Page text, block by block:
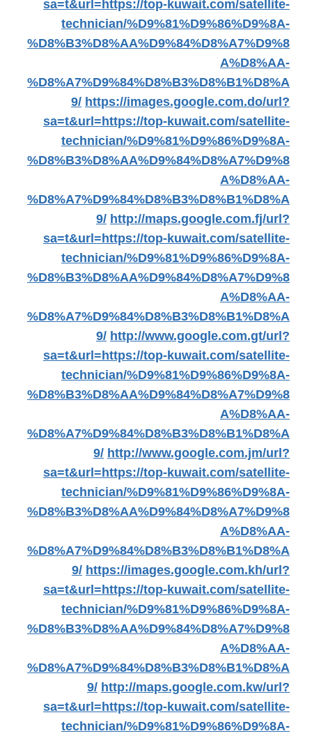
sa=t&url=https://top-kuwait.com/satellite-
technician/%D9%81%D9%86%D9%8A-
%D8%B3%D8%AA%D9%84%D8%A7%D9%8
A%D8%AA-
%D8%A7%D9%84%D8%B3%D8%B1%D8%A
9/ https://images.google.com.do/url?
sa=t&url=https://top-kuwait.com/satellite-
technician/%D9%81%D9%86%D9%8A-
%D8%B3%D8%AA%D9%84%D8%A7%D9%8
A%D8%AA-
%D8%A7%D9%84%D8%B3%D8%B1%D8%A
9/ http://maps.google.com.fj/url?
sa=t&url=https://top-kuwait.com/satellite-
technician/%D9%81%D9%86%D9%8A-
%D8%B3%D8%AA%D9%84%D8%A7%D9%8
A%D8%AA-
%D8%A7%D9%84%D8%B3%D8%B1%D8%A
9/ http://www.google.com.gt/url?
sa=t&url=https://top-kuwait.com/satellite-
technician/%D9%81%D9%86%D9%8A-
%D8%B3%D8%AA%D9%84%D8%A7%D9%8
A%D8%AA-
%D8%A7%D9%84%D8%B3%D8%B1%D8%A
9/ http://www.google.com.jm/url?
sa=t&url=https://top-kuwait.com/satellite-
technician/%D9%81%D9%86%D9%8A-
%D8%B3%D8%AA%D9%84%D8%A7%D9%8
A%D8%AA-
%D8%A7%D9%84%D8%B3%D8%B1%D8%A
9/ https://images.google.com.kh/url?
sa=t&url=https://top-kuwait.com/satellite-
technician/%D9%81%D9%86%D9%8A-
%D8%B3%D8%AA%D9%84%D8%A7%D9%8
A%D8%AA-
%D8%A7%D9%84%D8%B3%D8%B1%D8%A
9/ http://maps.google.com.kw/url?
sa=t&url=https://top-kuwait.com/satellite-
technician/%D9%81%D9%86%D9%8A-